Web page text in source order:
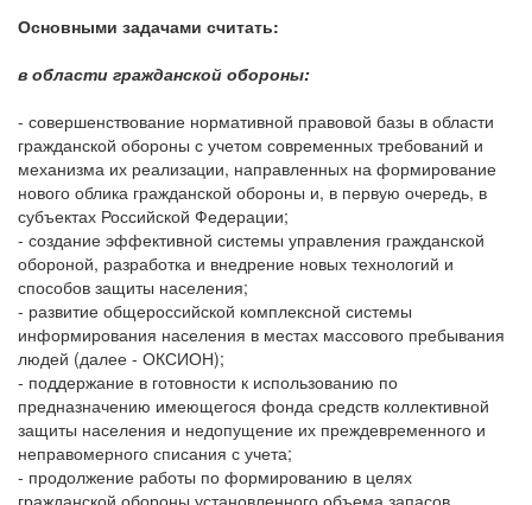
Основными задачами считать:
в области гражданской обороны:
- совершенствование нормативной правовой базы в области
гражданской обороны с учетом современных требований и
механизма их реализации, направленных на формирование
нового облика гражданской обороны и, в первую очередь, в
субъектах Российской Федерации;
- создание эффективной системы управления гражданской
обороной, разработка и внедрение новых технологий и
способов защиты населения;
- развитие общероссийской комплексной системы
информирования населения в местах массового пребывания
людей (далее - ОКСИОН);
- поддержание в готовности к использованию по
предназначению имеющегося фонда средств коллективной
защиты населения и недопущение их преждевременного и
неправомерного списания с учета;
- продолжение работы по формированию в целях